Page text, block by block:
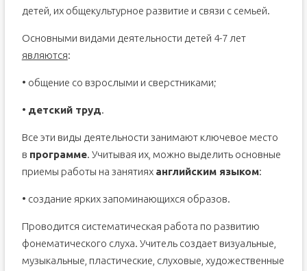
детей, их общекультурное развитие и связи с семьей.
Основными видами деятельности детей 4-7 лет
являются:
• общение со взрослыми и сверстниками;
• детский труд.
Все эти виды деятельности занимают ключевое место
в программе. Учитывая их, можно выделить основные
приемы работы на занятиях английским языком:
• создание ярких запоминающихся образов.
Проводится систематическая работа по развитию
фонематического слуха. Учитель создает визуальные,
музыкальные, пластические, слуховые, художественные